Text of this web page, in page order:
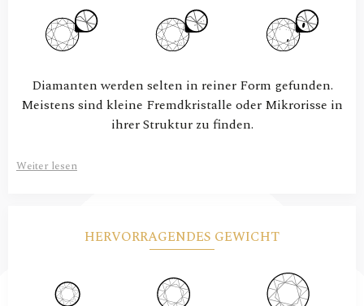
Diamanten werden selten in reiner Form gefunden.
Meistens sind kleine Fremdkristalle oder Mikrorisse in
ihrer Struktur zu finden.
Weiter lesen
HERVORRAGENDES GEWICHT